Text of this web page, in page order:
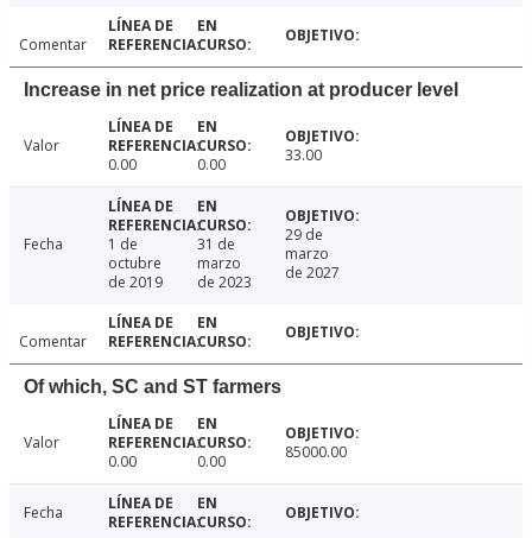
Comentar
Increase in net price realization at producer level
Valor
0.00
0.00 33.00
Fecha
1 de
octubre
de 2019
31 de
marzo
de 2023
29 de
marzo
de 2027
Comentar
Of which, SC and ST farmers
Valor
0.00
0.00 85000.00
Fecha